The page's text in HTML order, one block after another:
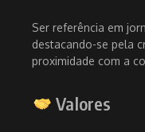
Ser referência em
destacando-se pela
proximidade com a
Valores